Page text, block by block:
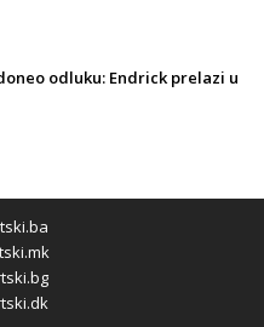
odluku: Endrick prelazi u